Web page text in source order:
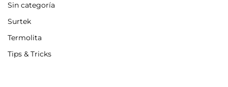
Sin categoría
Surtek
Termolita
Tips & Tricks